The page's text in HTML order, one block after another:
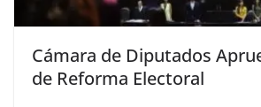
Cámara de Diputados
de Reforma Electoral